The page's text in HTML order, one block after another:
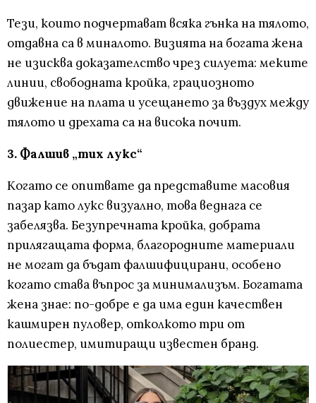
Тези, които подчертават всяка гънка на тялото,
отдавна са в миналото. Визията на богата жена
не изисква доказателство чрез силуета: меките
линии, свободната кройка, грациозното
движение на плата и усещането за въздух между
тялото и дрехата са на висока почит.
3. Фалшив „тих лукс“
Когато се опитвате да представите масовия
пазар като лукс визуално, това веднага се
забелязва. Безупречната кройка, добрата
прилягащата форма, благородните материали
не могат да бъдат фалшифицирани, особено
когато става въпрос за минимализъм. Богатата
жена знае: по-добре е да има един качествен
кашмирен пуловер, отколкото три от
полиестер, имитиращи известен бранд.